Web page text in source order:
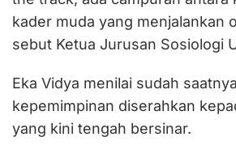
kader muda yang menjalankan
sebut Ketua Jurusan Sosiologi
Eka Vidya menilai sudah
kepemimpinan diserahkan
yang kini tengah bersinar.